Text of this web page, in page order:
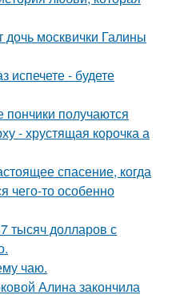
дочь москвички Галины
испечете - будете
получаются
- хрустящая корочка а
спасение, когда
чего-то особенно
тысяч долларов с
чаю.
Алина закончила